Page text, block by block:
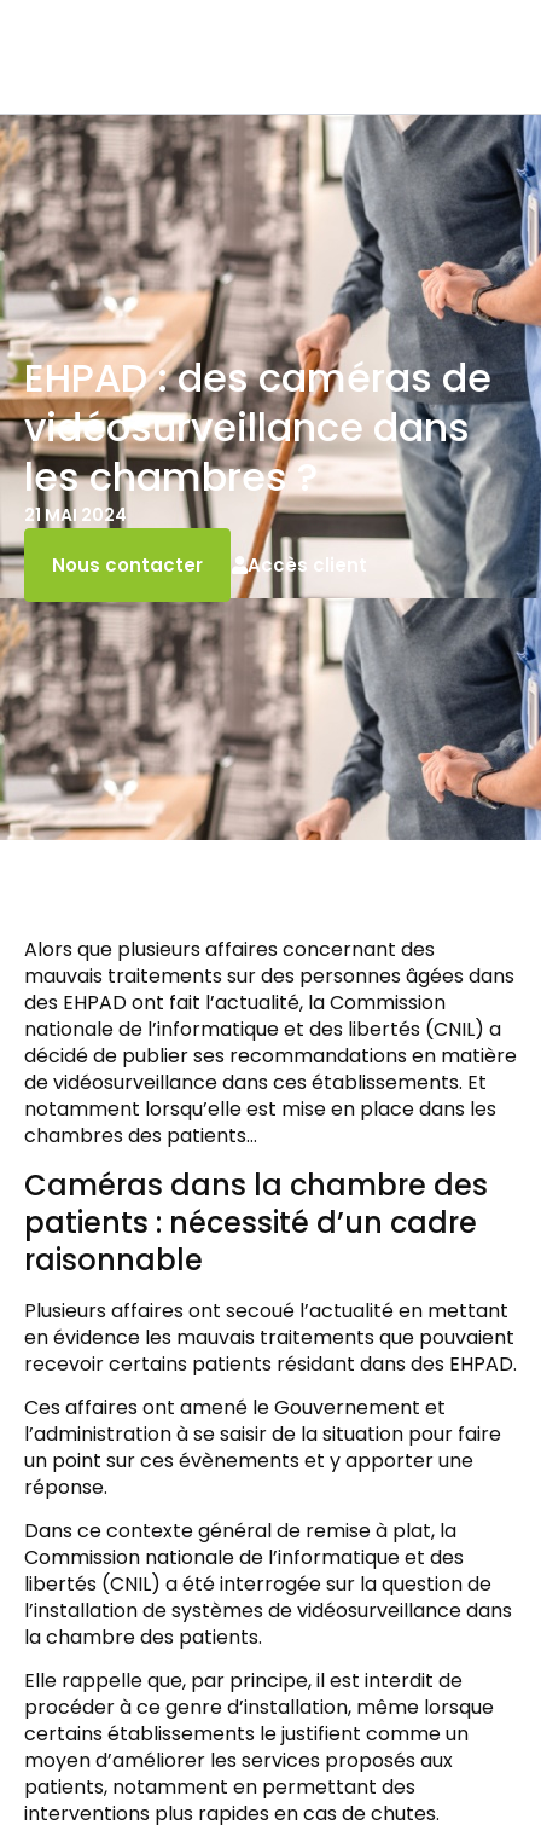
EHPAD : des caméras de
vidéosurveillance dans
les chambres ?
21 MAI 2024
Nous contacter Accès client
Alors que plusieurs affaires concernant des
mauvais traitements sur des personnes âgées dans
des EHPAD ont fait l’actualité, la Commission
nationale de l’informatique et des libertés (CNIL) a
décidé de publier ses recommandations en matière
de vidéosurveillance dans ces établissements. Et
notamment lorsqu’elle est mise en place dans les
chambres des patients…
Caméras dans la chambre des
patients : nécessité d’un cadre
raisonnable
Plusieurs affaires ont secoué l’actualité en mettant
en évidence les mauvais traitements que pouvaient
recevoir certains patients résidant dans des EHPAD.
Ces affaires ont amené le Gouvernement et
l’administration à se saisir de la situation pour faire
un point sur ces évènements et y apporter une
réponse.
Dans ce contexte général de remise à plat, la
Commission nationale de l’informatique et des
libertés (CNIL) a été interrogée sur la question de
l’installation de systèmes de vidéosurveillance dans
la chambre des patients.
Elle rappelle que, par principe, il est interdit de
procéder à ce genre d’installation, même lorsque
certains établissements le justifient comme un
moyen d’améliorer les services proposés aux
patients, notamment en permettant des
interventions plus rapides en cas de chutes.